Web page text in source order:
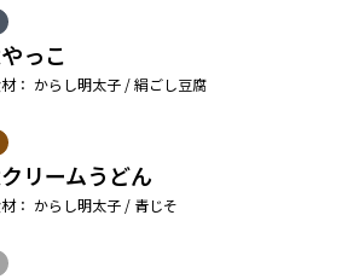
っこ
： からし明太子 / 絹ごし豆腐
リームうどん
： からし明太子 / 青じそ